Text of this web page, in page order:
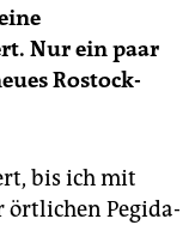
Nur ein paar
Rostock-
bis ich mit
örtlichen Pegida-